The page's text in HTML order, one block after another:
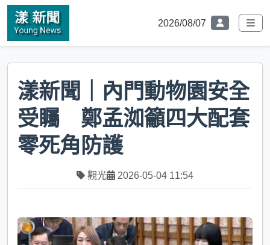
2026/08/07
漾新聞｜內門動物園安全
受矚 鄭孟洳籲四大配套
零死角防護
觀光 2026-05-04 11:54